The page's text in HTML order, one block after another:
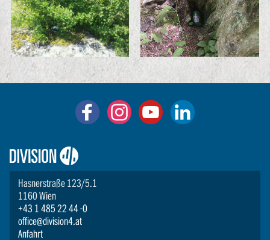
Logo:
Division4
Hasnerstraße 123/5.1
1160 Wien
+43 1 485 22 44 -0
office@division4.at
Anfahrt